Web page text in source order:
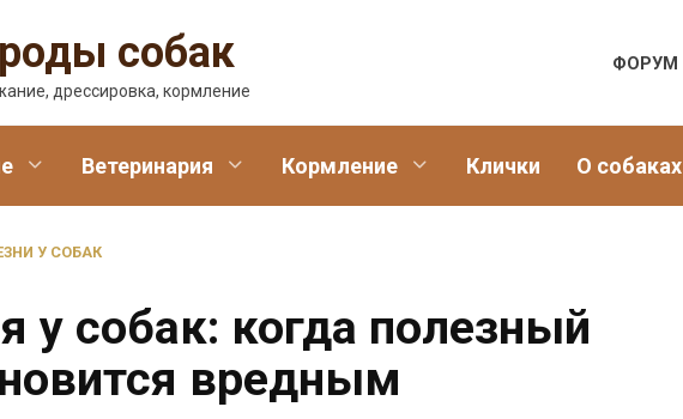
собак
дрессировка, кормление
ФОРУМ
Ветеринария Кормление Клички О собаках
У СОБАК
у собак: когда полезный
вредным